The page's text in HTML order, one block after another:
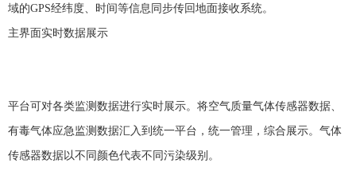
域的GPS经纬度、时间等信息同步传回地面接收系统。
主界面实时数据展示
平台可对各类监测数据进行实时展示。将空气质量气体传感器数据、
有毒气体应急监测数据汇入到统一平台，统一管理，综合展示。气体
传感器数据以不同颜色代表不同污染级别。